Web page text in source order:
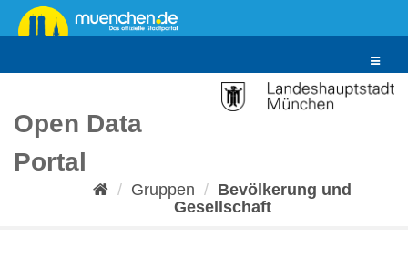
Überspringen
zum
Toggle
Open Data
Portal
Gruppen
Bevölkerung und
Gesellschaft